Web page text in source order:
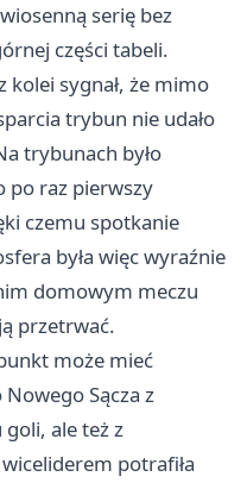
serię bez
części tabeli.
sygnał, że mimo
trybun nie udało
trybunach było
po raz pierwszy
czemu spotkanie
była więc wyraźnie
domowym meczu
przetrwać.
może mieć
Sącza z
ale też z
potrafiła